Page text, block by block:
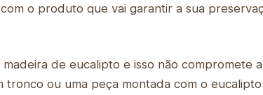
o produto que vai garantir a sua
de eucalipto e isso não compromete
ou uma peça montada com o